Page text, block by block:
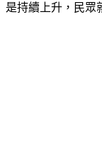
145例為『突破性